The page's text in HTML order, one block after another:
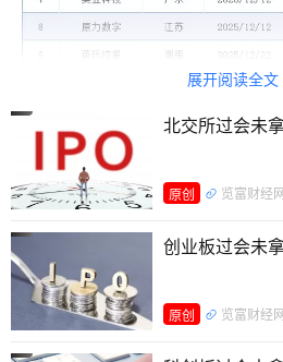
展开阅读全文
北交所过会未
原创 览富财经网
创业板过会未
原创 览富财经网